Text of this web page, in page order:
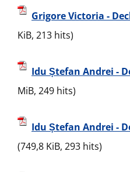
Grigore Victoria -
KiB, 213 hits)
Idu Ștefan Andrei -
MiB, 249 hits)
Idu Ștefan Andrei -
(749,8 KiB, 293 hits)